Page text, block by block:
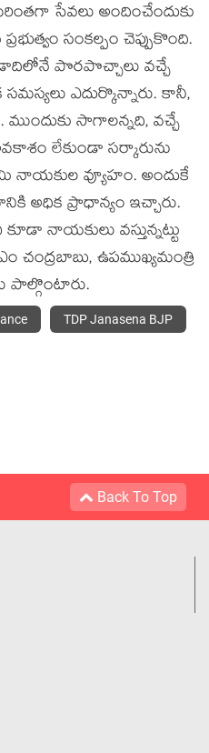
సేవ‌లు అందించేందుకు
సంక‌ల్పం చెప్పుకొంది.
పొర‌పొచ్చాలు వ‌చ్చే
ఎదుర్కొన్నారు. కానీ,
సాగాల‌న్న‌ది, వచ్చే
లేకుండా స‌ర్కారును
నాయ‌కుల వ్యూహం. అందుకే
అధిక ప్రాధాన్యం ఇచ్చారు.
నాయ‌కులు వ‌స్తున్న‌ట్టు
చంద్ర‌బాబు, ఉప‌ముఖ్య‌మంత్రి
పాల్గొంటారు.
TDP Janasena BJP
Back To Top